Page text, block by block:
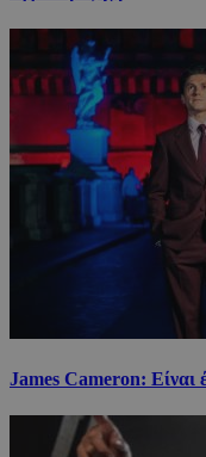
James Cameron: Είναι